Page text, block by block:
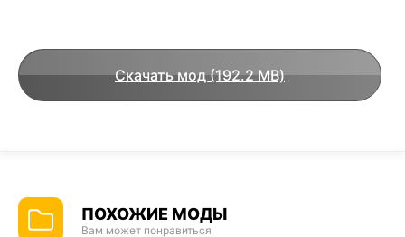
Скачать мод (192.2 MB)
ПОХОЖИЕ МОДЫ
Вам может понравиться